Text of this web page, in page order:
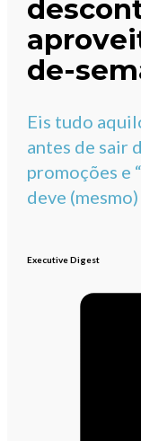
de-
Eis tudo
antes de sair
promoções e
deve
Executive Digest